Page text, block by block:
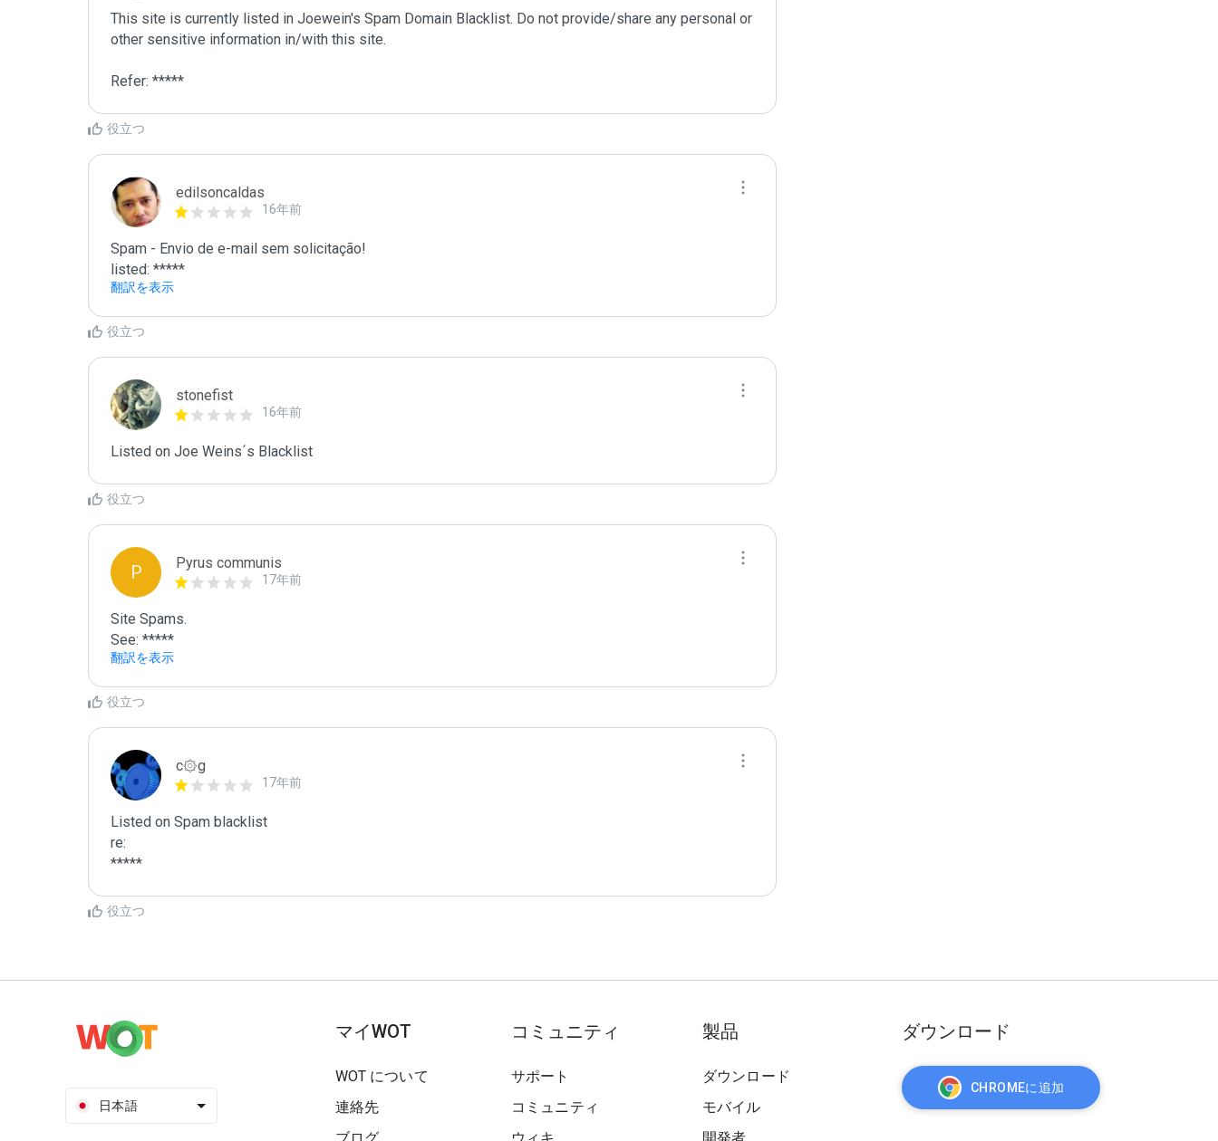
This site is currently listed in Joewein's Spam Domain Blacklist. Do not provide/share any personal or
other sensitive information in/with this site.
Refer: *****
役立つ
edilsoncaldas
16年前
Spam - Envio de e-mail sem solicitação!
listed: *****
翻訳を表示
役立つ
stonefist
16年前
Listed on Joe Weins´s Blacklist
役立つ
P Pyrus communis
17年前
Site Spams.
See: *****
翻訳を表示
役立つ
c۞g
17年前
Listed on Spam blacklist
re:
*****
役立つ
日本語
マイWOT
WOT について
連絡先
コミュニティ
サポート
コミュニティ
製品
ダウンロード
モバイル
ダウンロード
CHROMEに追加